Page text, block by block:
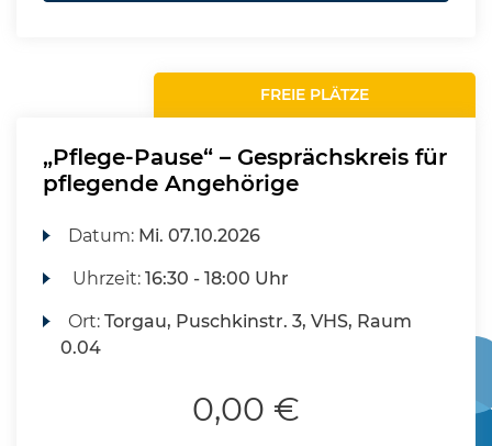
FREIE PLÄTZE
„Pflege-Pause“ – Gesprächskreis für
pflegende Angehörige
Datum: Mi. 07.10.2026
Uhrzeit:16:30 - 18:00 Uhr
Ort:Torgau, Puschkinstr. 3, VHS, Raum
0.04
0,00 €